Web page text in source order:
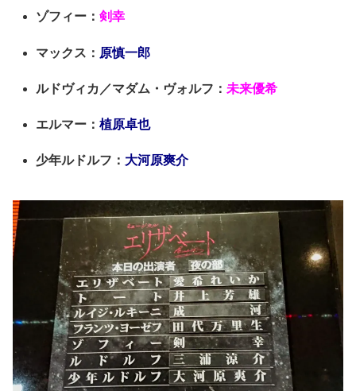
ゾフィー：剣幸
マックス： 原慎一郎
ルドヴィカ／マダム・ヴォルフ：未来優希
エルマー：植原卓也
少年ルドルフ： 大河原爽介